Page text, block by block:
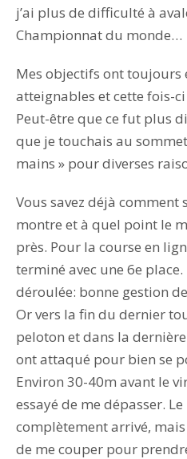
j’ai plus de difficulté à
Championnat du monde…
Mes objectifs ont toujours
atteignables et cette fois-
Peut-être que ce fut plus
que je touchais au
mains » pour diverses
Vous savez déjà comment
montre et à quel point le
près. Pour la course en
terminé avec une 6e place.
déroulée: bonne gestion
Or vers la fin du dernier
peloton et dans la
ont attaqué pour bien se
Environ 30-40m avant le
essayé de me dépasser.
complètement arrivé,
de me couper pour